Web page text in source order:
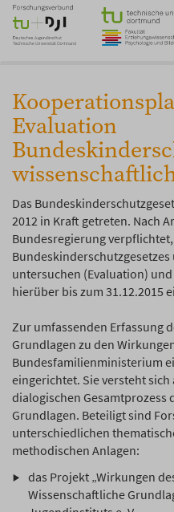
Zum
Hauptinhalt
springen
Evaluation
Das
2012 in Kraft getreten. Nach
Bundesregierung
untersuchen (Evaluation)
hierüber bis zum 31.12.2015
Zur umfassenden Erfassung
Grundlagen zu den
Bundesfamilienministerium
eingerichtet. Sie versteht
dialogischen Gesamtprozess
Grundlagen. Beteiligt sind
unterschiedlichen
methodischen Anlagen:
das Projekt „Wirkungen
Wissenschaftliche